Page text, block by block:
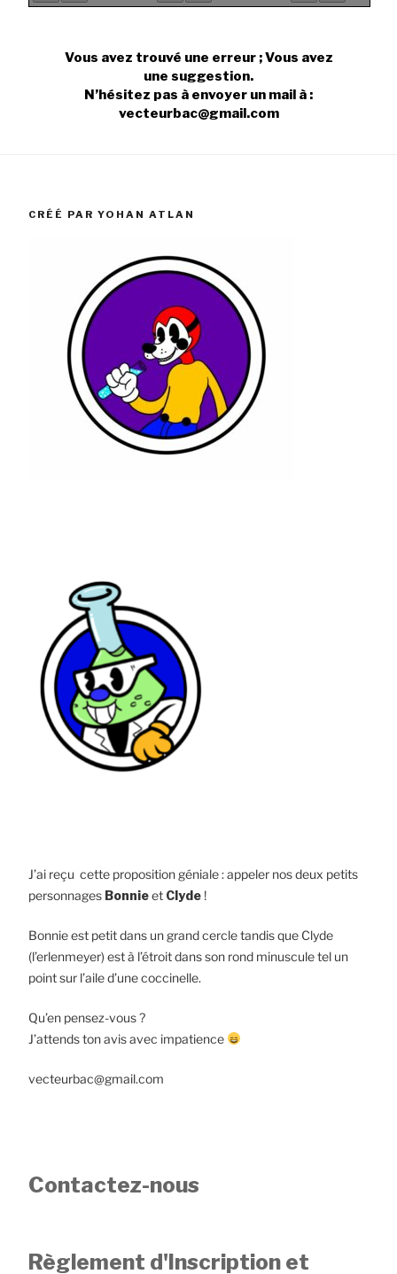
Vous avez trouvé une erreur ; Vous avez
une suggestion.
N’hésitez pas à envoyer un mail à :
vecteurbac@gmail.com
CRÉÉ PAR YOHAN ATLAN
J’ai reçu cette proposition géniale : appeler nos deux petits
personnages Bonnieet Clyde !
Bonnie est petit dans un grand cercle tandis que Clyde
(l’erlenmeyer) est à l’étroit dans son rond minuscule tel un
point sur l’aile d’une coccinelle.
Qu’en pensez-vous ?
J’attends ton avis avec impatience
vecteurbac@gmail.com
Contactez-nous
Règlement d'Inscription et